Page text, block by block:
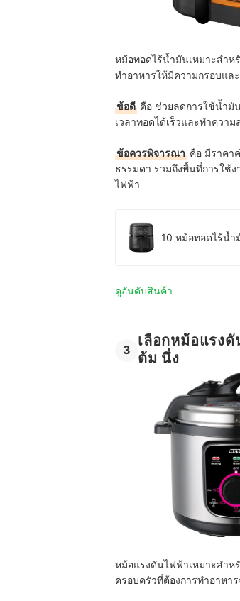
หม้อทอดไร้น้ำมันเหมาะสำห
ทำอาหารให้มีความกรอบแล
ข้อดี คือ ช่วยลดการใช้น้ำมั
เวลาทอดได้เร็วและทำควา
ข้อควรพิจารณา คือ มีราคา
ธรรมดา รวมถึงพื้นที่การใช้
ไฟฟ้า
10 หม้อทอดไร้น้
ดูอันดับสินค้า
3
เลือกหม้อแรง
ต้ม นึ่ง
หม้อแรงดันไฟฟ้าเหมาะสำห
ครอบครัวที่ต้องการทำอาหา